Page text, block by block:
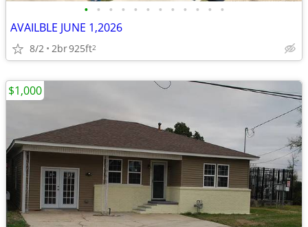
• • • • • • • • • • • •
AVAILBLE JUNE 1,2026
8/2 2br925ft2
$1,000